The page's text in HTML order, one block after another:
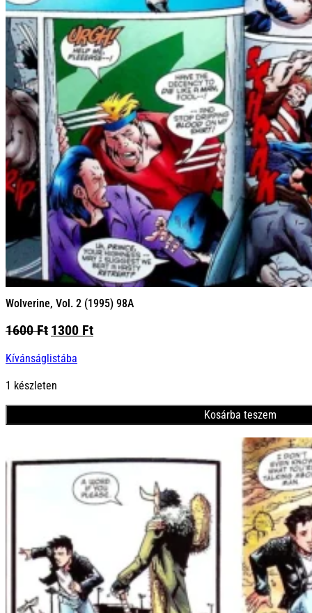
Wolverine, Vol. 2 (1995) 98A
1600Ft Original
was:
1300 FtCurrent
Kívánságlistába
1 készleten
Kosárba teszem